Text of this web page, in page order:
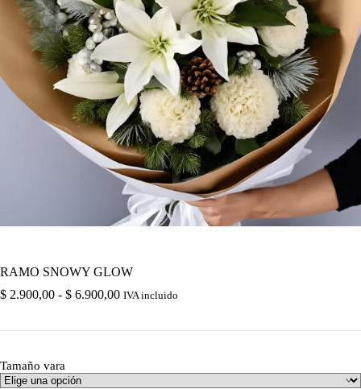
RAMO SNOWY GLOW
$ 2.900,00 - $ 6.900,00Rango
IVA incluido
Tamaño vara